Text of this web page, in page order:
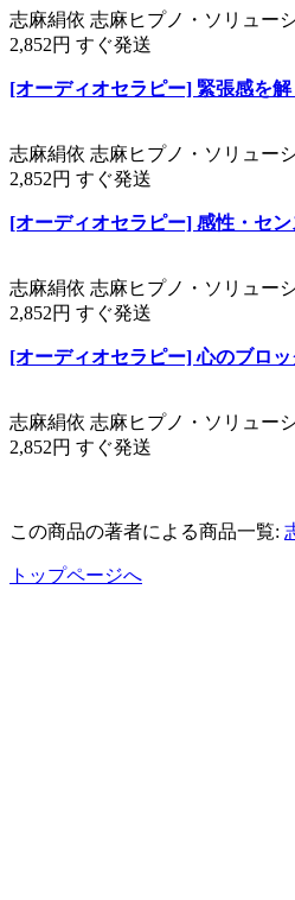
志麻絹依 志麻ヒプノ・ソリュー
2,852円 すぐ発送
[オーディオセラピー] 緊張感を解
志麻絹依 志麻ヒプノ・ソリュー
2,852円 すぐ発送
[オーディオセラピー] 感性・セ
志麻絹依 志麻ヒプノ・ソリュー
2,852円 すぐ発送
[オーディオセラピー] 心のブロ
志麻絹依 志麻ヒプノ・ソリュー
2,852円 すぐ発送
この商品の著者による商品一覧:
トップページへ